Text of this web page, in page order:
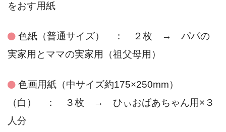
をおす用紙
色紙（普通サイズ） ： ２枚 → パパの
実家用とママの実家用（祖父母用）
色画用紙（中サイズ約175×250mm）
（白） ： ３枚 → ひぃおばあちゃん用×３
人分